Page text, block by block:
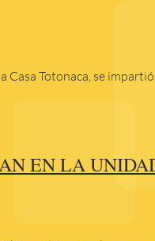
Casa Totonaca, se
EN LA